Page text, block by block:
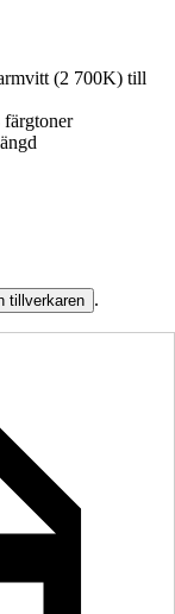
(2 700K) till
tillverkaren .